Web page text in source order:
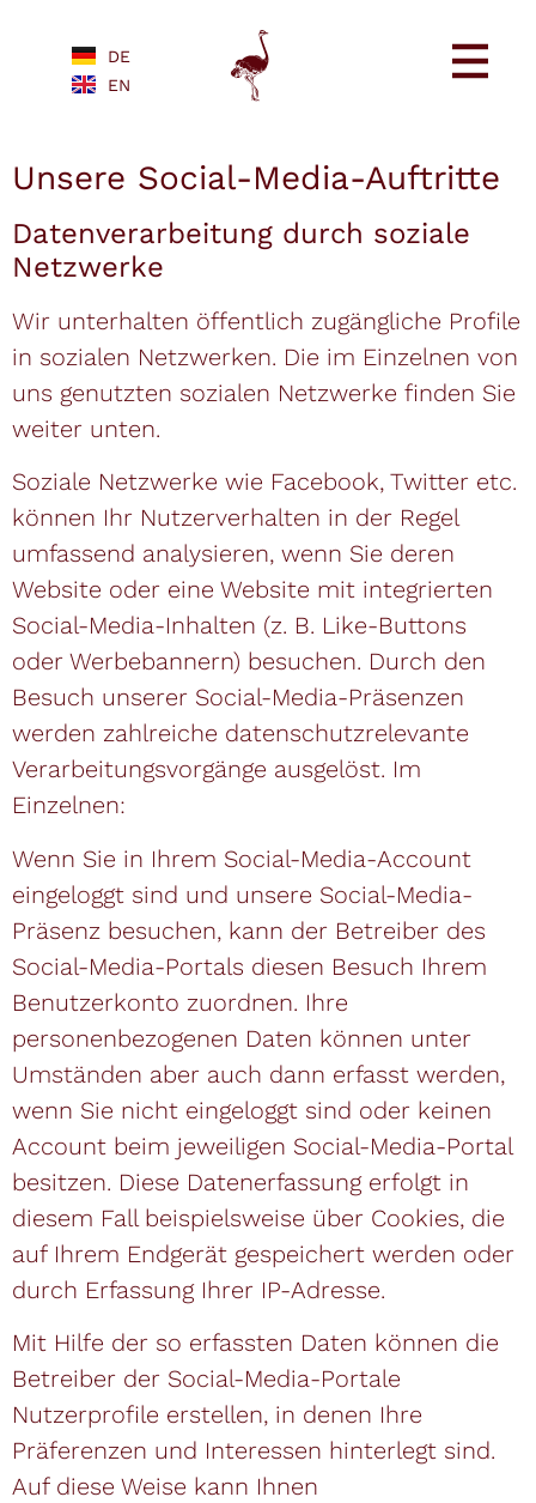
DE
EN
Unsere Social-Media-Auftritte
Datenverarbeitung durch soziale
Netzwerke
Wir unterhalten öffentlich zugängliche Profile
in sozialen Netzwerken. Die im Einzelnen von
uns genutzten sozialen Netzwerke finden Sie
weiter unten.
Soziale Netzwerke wie Facebook, Twitter etc.
können Ihr Nutzerverhalten in der Regel
umfassend analysieren, wenn Sie deren
Website oder eine Website mit integrierten
Social-Media-Inhalten (z. B. Like-Buttons
oder Werbebannern) besuchen. Durch den
Besuch unserer Social-Media-Präsenzen
werden zahlreiche datenschutzrelevante
Verarbeitungsvorgänge ausgelöst. Im
Einzelnen:
Wenn Sie in Ihrem Social-Media-Account
eingeloggt sind und unsere Social-Media-
Präsenz besuchen, kann der Betreiber des
Social-Media-Portals diesen Besuch Ihrem
Benutzerkonto zuordnen. Ihre
personenbezogenen Daten können unter
Umständen aber auch dann erfasst werden,
wenn Sie nicht eingeloggt sind oder keinen
Account beim jeweiligen Social-Media-Portal
besitzen. Diese Datenerfassung erfolgt in
diesem Fall beispielsweise über Cookies, die
auf Ihrem Endgerät gespeichert werden oder
durch Erfassung Ihrer IP-Adresse.
Mit Hilfe der so erfassten Daten können die
Betreiber der Social-Media-Portale
Nutzerprofile erstellen, in denen Ihre
Präferenzen und Interessen hinterlegt sind.
Auf diese Weise kann Ihnen